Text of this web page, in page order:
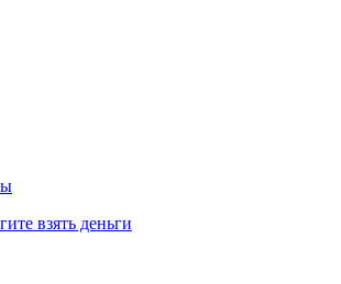
взять деньги